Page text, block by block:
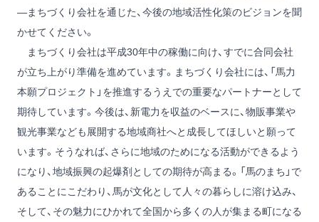
―まちづくり会社を通じた、今後の地域活性化策のビジョンを聞
かせてください。
まちづくり会社は平成30年中の稼働に向け、すでに合同会社
が立ち上がり準備を進めています。まちづくり会社には、「馬力
本願プロジェクト」を推進するうえでの重要なパートナーとして
期待しています。今後は、新電力を収益のベースに、物販事業や
観光事業なども展開する地域商社へと成長してほしいと願って
います。そうなれば、さらに地域のためになる活動ができるよう
になり、地域振興の起爆剤としての期待が高まる。「馬のまち」で
あることにこだわり、馬が文化として人々の暮らしに溶け込み、
そして、その魅力にひかれて全国から多くの人が集まる町になる